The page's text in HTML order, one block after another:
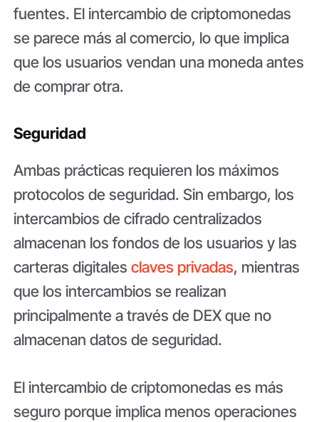
fuentes. El intercambio de criptomonedas
se parece más al comercio, lo que implica
que los usuarios vendan una moneda antes
de comprar otra.
Seguridad
Ambas prácticas requieren los máximos
protocolos de seguridad. Sin embargo, los
intercambios de cifrado centralizados
almacenan los fondos de los usuarios y las
carteras digitalesclaves privadas, mientras
que los intercambios se realizan
principalmente a través de DEX que no
almacenan datos de seguridad.
El intercambio de criptomonedas es más
seguro porque implica menos operaciones